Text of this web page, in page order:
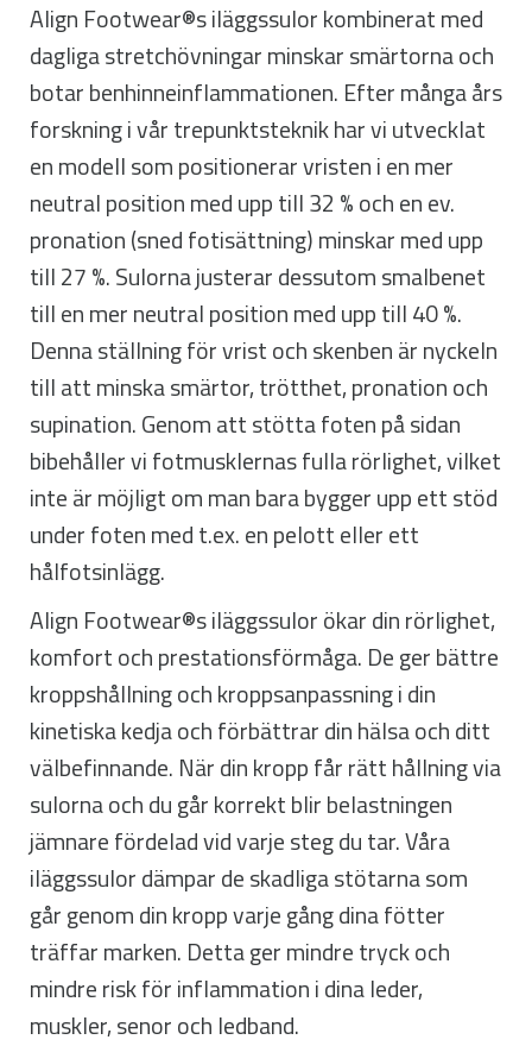
Align Footwear®s iläggssulor kombinerat med
dagliga stretchövningar minskar smärtorna och
botar benhinneinflammationen. Efter många års
forskning i vår trepunktsteknik har vi utvecklat
en modell som positionerar vristen i en mer
neutral position med upp till 32 % och en ev.
pronation (sned fotisättning) minskar med upp
till 27 %. Sulorna justerar dessutom smalbenet
till en mer neutral position med upp till 40 %.
Denna ställning för vrist och skenben är nyckeln
till att minska smärtor, trötthet, pronation och
supination. Genom att stötta foten på sidan
bibehåller vi fotmusklernas fulla rörlighet, vilket
inte är möjligt om man bara bygger upp ett stöd
under foten med t.ex. en pelott eller ett
hålfotsinlägg.
Align Footwear®s iläggssulor ökar din rörlighet,
komfort och prestationsförmåga. De ger bättre
kroppshållning och kroppsanpassning i din
kinetiska kedja och förbättrar din hälsa och ditt
välbefinnande. När din kropp får rätt hållning via
sulorna och du går korrekt blir belastningen
jämnare fördelad vid varje steg du tar. Våra
iläggssulor dämpar de skadliga stötarna som
går genom din kropp varje gång dina fötter
träffar marken. Detta ger mindre tryck och
mindre risk för inflammation i dina leder,
muskler, senor och ledband.